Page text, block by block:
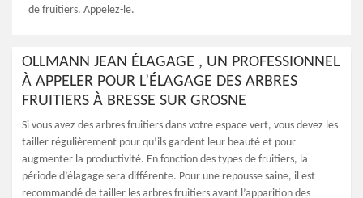
de fruitiers. Appelez-le.
OLLMANN JEAN ÉLAGAGE , UN PROFESSIONNEL
À APPELER POUR L’ÉLAGAGE DES ARBRES
FRUITIERS À BRESSE SUR GROSNE
Si vous avez des arbres fruitiers dans votre espace vert, vous devez les
tailler régulièrement pour qu’ils gardent leur beauté et pour
augmenter la productivité. En fonction des types de fruitiers, la
période d’élagage sera différente. Pour une repousse saine, il est
recommandé de tailler les arbres fruitiers avant l’apparition des